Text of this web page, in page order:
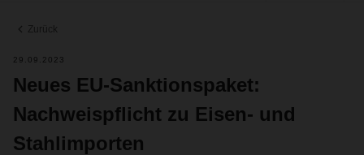
Zurück
29.09.2023
Neues EU-Sanktionspaket:
Nachweispflicht zu Eisen- und
Stahlimporten